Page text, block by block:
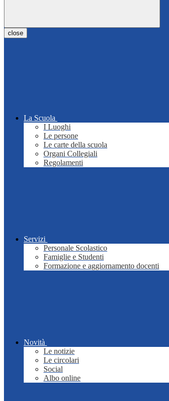
close
La Scuola
I Luoghi
Le persone
Le carte della scuola
Organi Collegiali
Regolamenti
Servizi
Personale Scolastico
Famiglie e Studenti
Formazione e aggiornamento docenti
Novità
Le notizie
Le circolari
Social
Albo online